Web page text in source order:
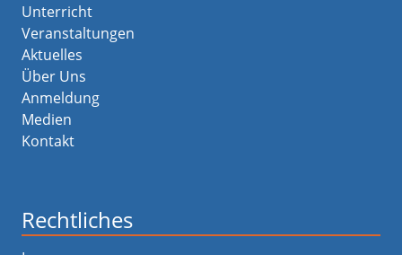
Unterricht
Veranstaltungen
Aktuelles
Über Uns
Anmeldung
Medien
Kontakt
Rechtliches